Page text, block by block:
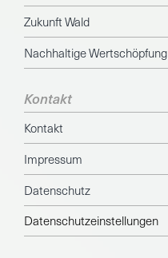
Zukunft Wald
Nachhaltige Wertschöpfung
Kontakt
Kontakt
Impressum
Datenschutz
Datenschutzeinstellungen